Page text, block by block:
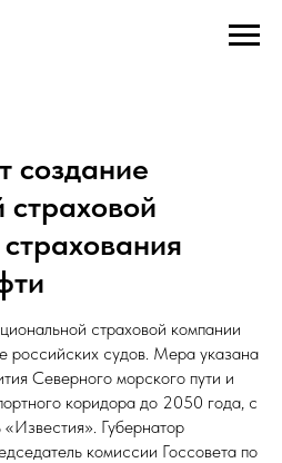
создание
страховой компании
российских судов. Мера указана
Северного морского пути и
коридора до 2050 года, с
Губернатор
комиссии Госсовета по